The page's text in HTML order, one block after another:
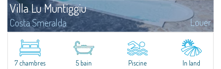
Villa Lu Muntiggiu
Costa Smeralda Louer
​Splendid villa surrounded by greenery on the hill of Mirialveda, halfway
between Capriccioli and San Pantaleo.Villa Lu Muntiggiu is a large stazzo
that has been completely modernized, in which spaces have been...
7 chambres 5 bain Piscine In land